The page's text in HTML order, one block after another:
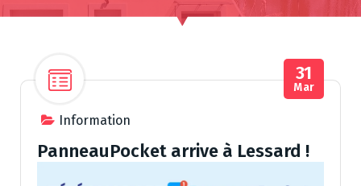
Information
31
Mar
PanneauPocket arrive à Lessard !